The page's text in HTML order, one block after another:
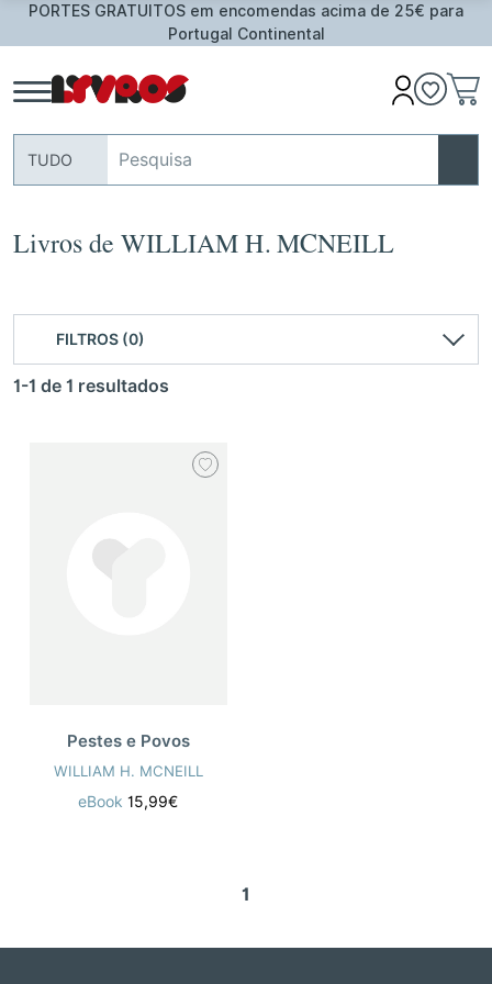
acima de 25€ para
Oferta de Toalha de
TUDO
Livros de WILLIAM H. MCNEILL
FILTROS (0)
1-1 de 1 resultados
Pestes e Povos
WILLIAM H. MCNEILL
eBook15,99€
1